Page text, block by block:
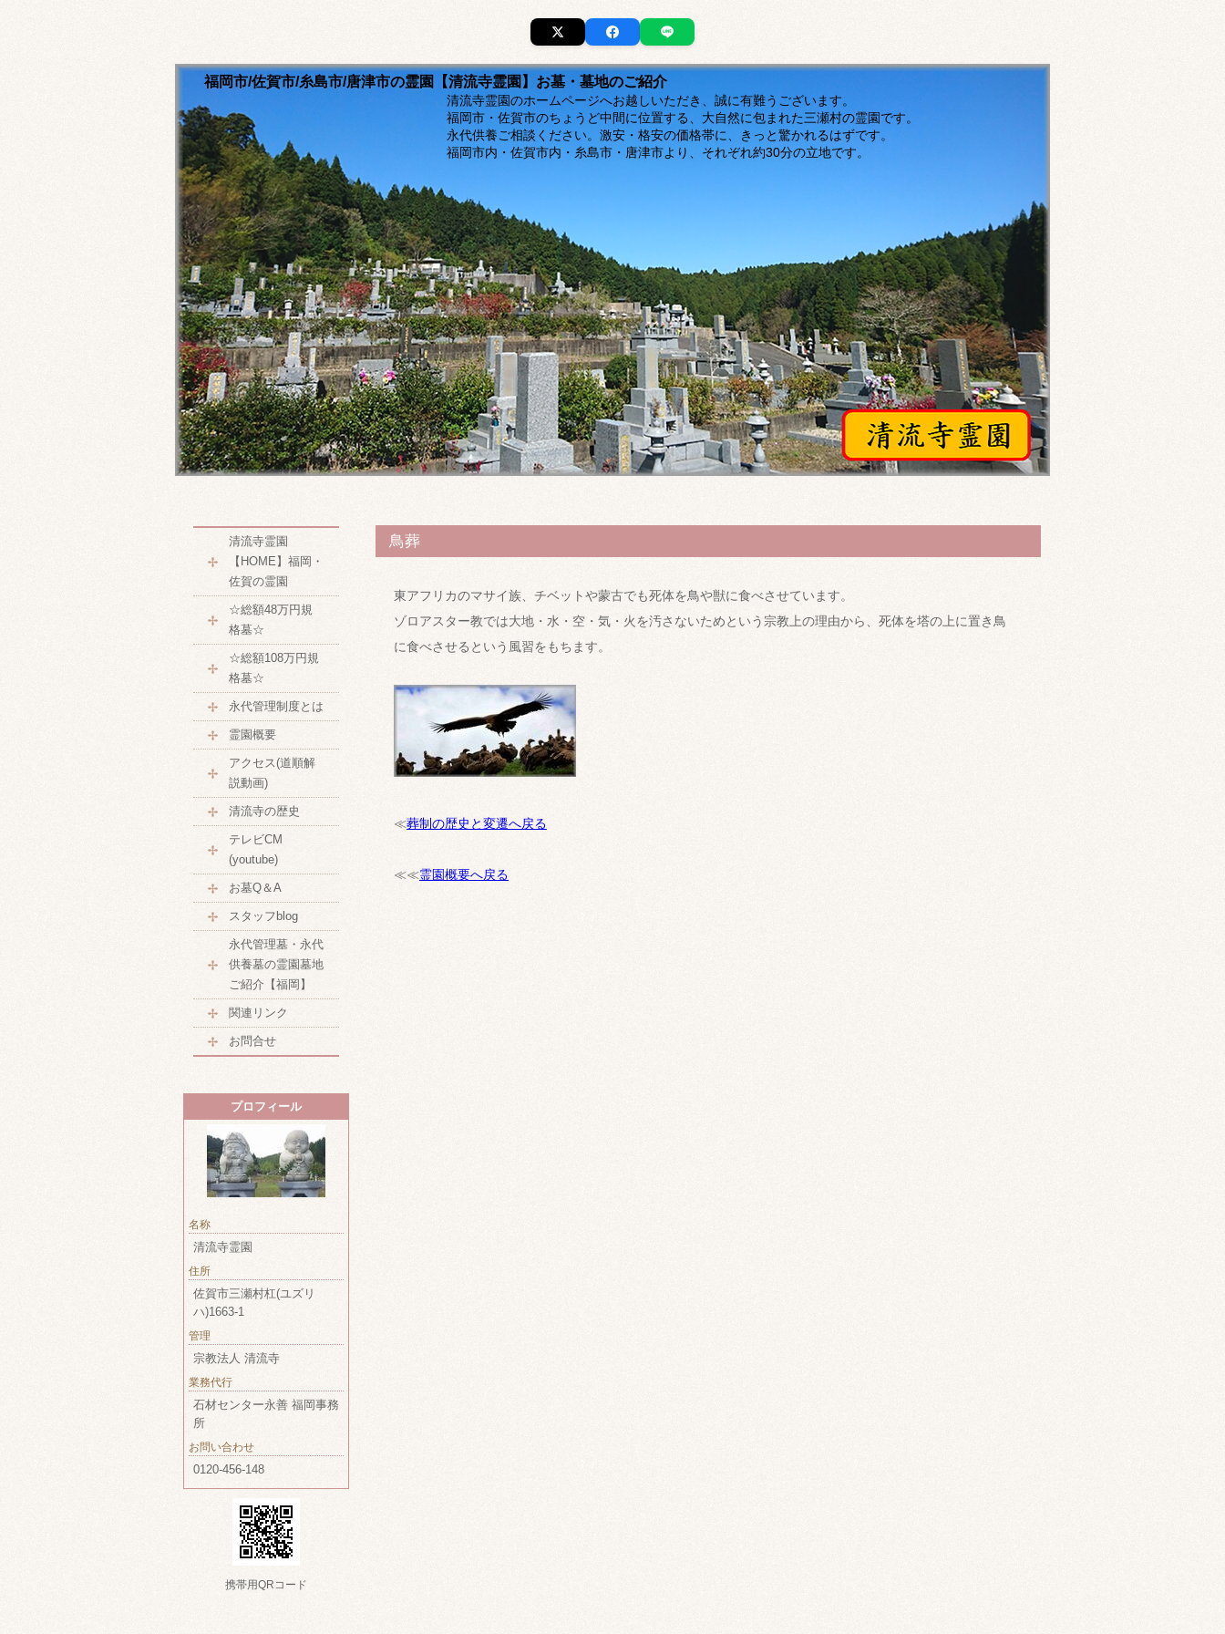
福岡市/佐賀市/糸島市/唐津市の霊園【清流寺霊園】お墓・墓地のご紹介
清流寺霊園のホームページへお越しいただき、誠に有難うございます。
福岡市・佐賀市のちょうど中間に位置する、大自然に包まれた三瀬村の霊園です。
永代供養ご相談ください。激安・格安の価格帯に、きっと驚かれるはずです。
福岡市内・佐賀市内・糸島市・唐津市より、それぞれ約30分の立地です。
鳥葬
東アフリカのマサイ族、チベットや蒙古でも死体を鳥や獣に食べさせています。
ゾロアスター教では大地・水・空・気・火を汚さないためという宗教上の理由から、死体を塔の上に置き鳥
に食べさせるという風習をもちます。
≪葬制の歴史と変遷へ戻る
≪≪霊園概要へ戻る
清流寺霊園
【HOME】福岡・
佐賀の霊園
☆総額48万円規
格墓☆
☆総額108万円規
格墓☆
永代管理制度とは
霊園概要
アクセス(道順解
説動画)
清流寺の歴史
テレビCM
(youtube)
お墓Q＆A
スタッフblog
永代管理墓・永代
供養墓の霊園墓地
ご紹介【福岡】
関連リンク
お問合せ
プロフィール
名称
清流寺霊園
住所
佐賀市三瀬村杠(ユズリ
ハ)1663-1
管理
宗教法人 清流寺
業務代行
石材センター永善 福岡事務
所
お問い合わせ
0120-456-148
携帯用QRコード